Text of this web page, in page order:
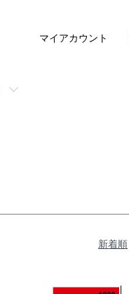
マイアカウント
新着順